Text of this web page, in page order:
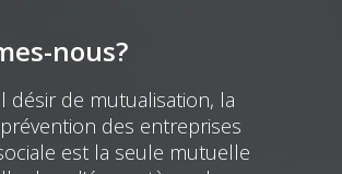
nous?
désir de mutualisation, la
des entreprises
est la seule mutuelle